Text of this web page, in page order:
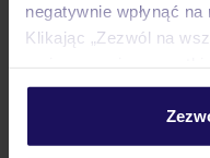
negatywnie wpłynąć
Klikając „Zezwól na
personalizować swój
Szczegółowe